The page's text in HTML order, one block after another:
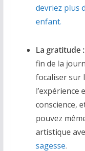
devriez plus
enfant.
La gratitude :
fin de la
focaliser sur
l’expérience
conscience,
pouvez
artistique
sagesse.